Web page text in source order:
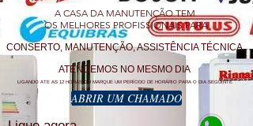
A CASA DA MANUTENÇÃO TEM
OS MELHORES PROFISSIONAIS PARA
CONSERTO, MANUTENÇÃO, ASSISTÊNCIA TÉCNICA
ATENDEMOS NO MESMO DIA
LIGANDO ATE AS 12 HORAS OU MARQUE UM PERÍODO DE HORÁRIO PARA O DIA SEGUINTE
ABRIR UM CHAMADO